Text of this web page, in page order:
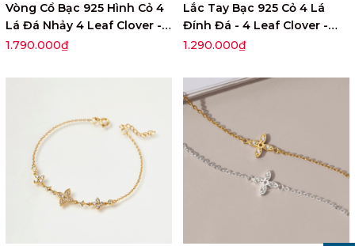
Vòng Cổ Bạc 925 Hình Cỏ 4
Lá Đá Nhảy 4 Leaf Clover -
VGN08
1.790.000₫
Lắc Tay Bạc 925 Cỏ 4 Lá
Đính Đá - 4 Leaf Clover -
VYB27
1.290.000₫